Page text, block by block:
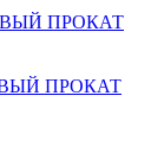
ПРОКАТ
ПРОКАТ